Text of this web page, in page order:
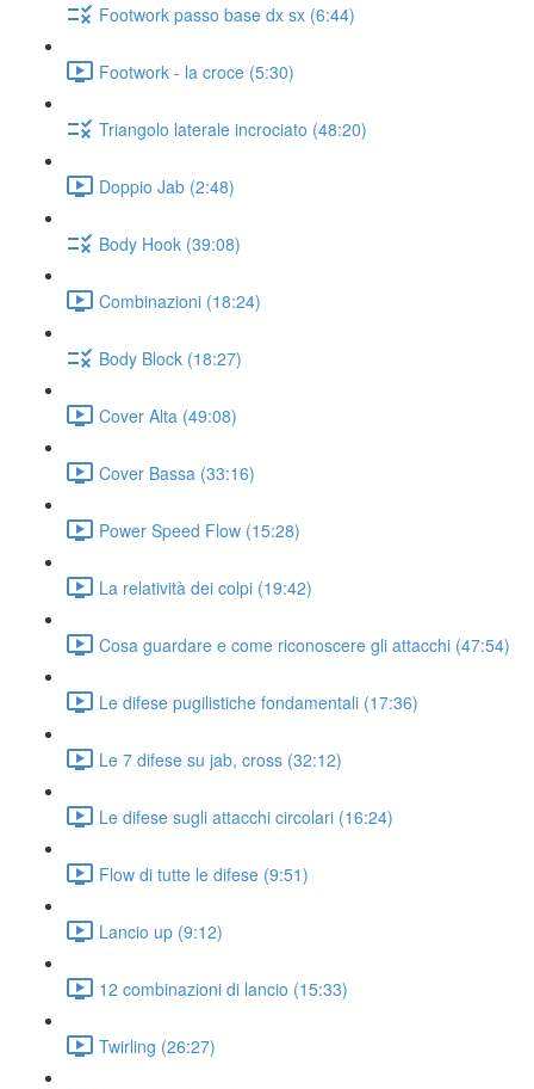
Footwork passo base dx sx (6:44)
Footwork - la croce (5:30)
Triangolo laterale incrociato (48:20)
Doppio Jab (2:48)
Body Hook (39:08)
Combinazioni (18:24)
Body Block (18:27)
Cover Alta (49:08)
Cover Bassa (33:16)
Power Speed Flow (15:28)
La relatività dei colpi (19:42)
Cosa guardare e come riconoscere gli attacchi (47:54)
Le difese pugilistiche fondamentali (17:36)
Le 7 difese su jab, cross (32:12)
Le difese sugli attacchi circolari (16:24)
Flow di tutte le difese (9:51)
Lancio up (9:12)
12 combinazioni di lancio (15:33)
Twirling (26:27)